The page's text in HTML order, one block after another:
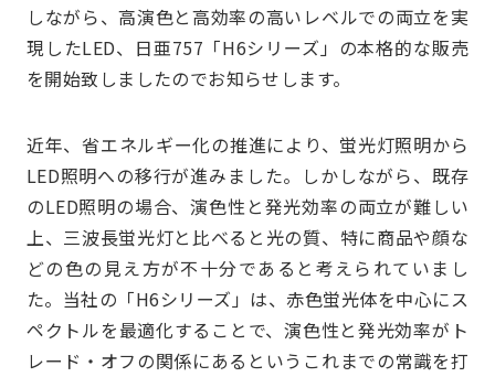
しながら、高演色と高効率の高いレベルでの両立を実
現したLED、日亜757「H6シリーズ」の本格的な販売
を開始致しましたのでお知らせします。
近年、省エネルギー化の推進により、蛍光灯照明から
LED照明への移行が進みました。しかしながら、既存
のLED照明の場合、演色性と発光効率の両立が難しい
上、三波長蛍光灯と比べると光の質、特に商品や顔な
どの色の見え方が不十分であると考えられていまし
た。当社の「H6シリーズ」は、赤色蛍光体を中心にス
ペクトルを最適化することで、演色性と発光効率がト
レード・オフの関係にあるというこれまでの常識を打